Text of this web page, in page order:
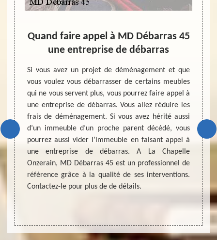
et
la
ne
de
sur
peut
de
Quand faire appel à MD Débarras 45
une entreprise de débarras
Si vous avez un projet de déménagement et que
vous voulez vous débarrasser de certains meubles
qui ne vous servent plus, vous pourrez faire appel à
une entreprise de débarras. Vous allez réduire les
frais de déménagement. Si vous avez hérité aussi
d’un immeuble d’un proche parent décédé, vous
pourrez aussi vider l’immeuble en faisant appel à
une entreprise de débarras. A La Chapelle
Onzerain, MD Débarras 45 est un professionnel de
référence grâce à la qualité de ses interventions.
Contactez-le pour plus de de détails.
La
d’un
pour
des
de
de